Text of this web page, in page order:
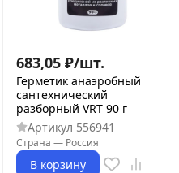
683,05 ₽/шт.
Герметик анаэробный
сантехнический
разборный VRT 90 г
Артикул 556941
Страна — Россия
В корзину